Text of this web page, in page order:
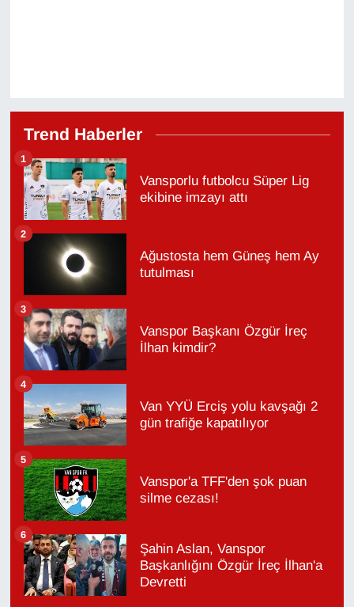
Trend Haberler
Vansporlu futbolcu Süper Lig
ekibine imzayı attı
1
Ağustosta hem Güneş hem Ay
tutulması
2
Vanspor Başkanı Özgür İreç
İlhan kimdir?
3
Van YYÜ Erciş yolu kavşağı 2
gün trafiğe kapatılıyor
4
Vanspor'a TFF'den şok puan
silme cezası!
5
Şahin Aslan, Vanspor
Başkanlığını Özgür İreç İlhan'a
Devretti
6